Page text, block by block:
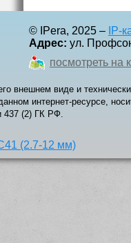
© IPera, 2025 – IP-
Адрес: ул.
посмотреть на
внешнем виде и
интернет-ресурсе,
437 (2) ГК РФ.
(2.7-12 мм)